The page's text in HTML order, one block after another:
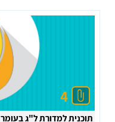
4
תוכנית למדורת ל"ג בעומר